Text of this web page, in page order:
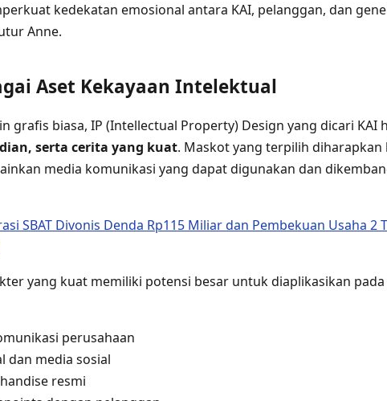
kedekatan emosional antara KAI, pelanggan, dan
Anne.
Aset Kekayaan Intelektual
grafis biasa, IP (Intellectual Property) Design yang dicari KAI
serta cerita yang kuat. Maskot yang terpilih diharapkan
media komunikasi yang dapat digunakan dan
SBAT Divonis Denda Rp115 Miliar dan Pembekuan Usaha 2
yang kuat memiliki potensi besar untuk diaplikasikan
perusahaan
dan media sosial
resmi